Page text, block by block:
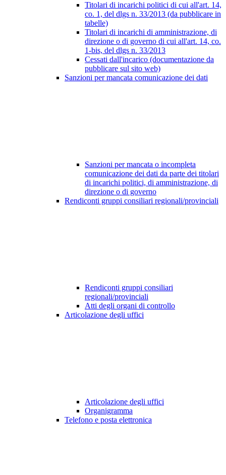
Titolari di incarichi politici di cui all'art. 14,
co. 1, del dlgs n. 33/2013 (da pubblicare in
tabelle)
Titolari di incarichi di amministrazione, di
direzione o di governo di cui all'art. 14, co.
1-bis, del dlgs n. 33/2013
Cessati dall'incarico (documentazione da
pubblicare sul sito web)
Sanzioni per mancata comunicazione dei dati
Sanzioni per mancata o incompleta
comunicazione dei dati da parte dei titolari
di incarichi politici, di amministrazione, di
direzione o di governo
Rendiconti gruppi consiliari regionali/provinciali
Rendiconti gruppi consiliari
regionali/provinciali
Atti degli organi di controllo
Articolazione degli uffici
Articolazione degli uffici
Organigramma
Telefono e posta elettronica